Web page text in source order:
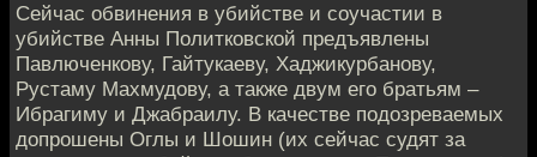
Сейчас обвинения в убийстве и соучастии в
убийстве Анны Политковской предъявлены
Павлюченкову, Гайтукаеву, Хаджикурбанову,
Рустаму Махмудову, а также двум его братьям –
Ибрагиму и Джабраилу. В качестве подозреваемых
допрошены Оглы и Шошин (их сейчас судят за